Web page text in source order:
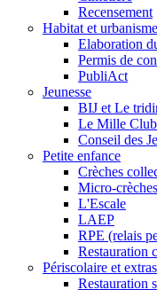
Recensement
Habitat et urbanisme
Elaboration
Permis de
PubliAct
Jeunesse
BIJ et Le
Le Mille Club
Conseil des
Petite enfance
Crèches
Micro-
L'Escale
LAEP
RPE (relais
Restauration
Périscolaire et
Restauration